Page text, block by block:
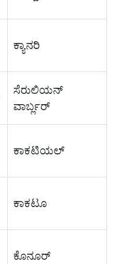
ಕ್ಯಾನರಿ
ಸೆರುಲಿಯನ್
ವಾರ್ಬ್ಲರ್
ಕಾಕಟಿಯಲ್
ಕಾಕಟೂ
ಕೊನೂರ್